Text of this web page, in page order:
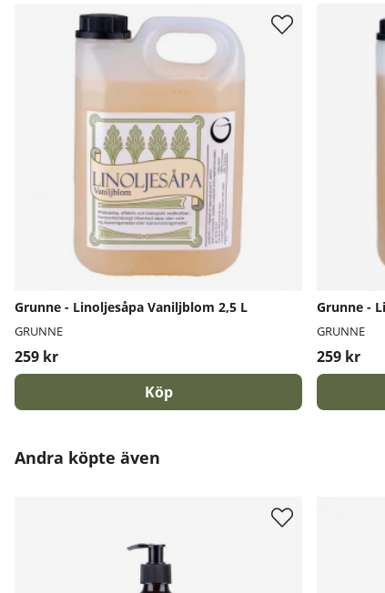
Grunne - Linoljesåpa Vaniljblom 2,5 L
GRUNNE
259 kr
Köp
Grunne -
GRUNNE
259 kr
Andra köpte även